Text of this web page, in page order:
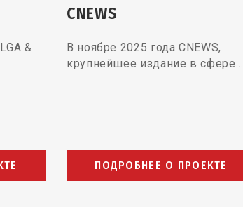
&
CNEWS
В ноябре 2025 года CNEWS,
крупнейшее издание в сфере…
ПОДРОБНЕЕ О ПРОЕКТЕ